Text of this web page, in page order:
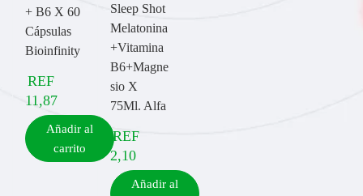
+ B6 X 60
Cápsulas
Bioinfinity
REF
11,87
Añadir al
carrito
Sleep Shot
Melatonina
+Vitamina
B6+Magne
sio X
75Ml. Alfa
REF
2,10
Añadir al